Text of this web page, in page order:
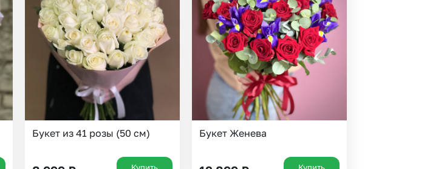
Insta букеты
Хиты продаж
Новинки
До 10000 рублей
Черная пятница
Все категории
Букет из 41 розы (50 см) Букет Женева